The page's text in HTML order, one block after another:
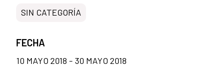
SIN CATEGORÍA
FECHA
10 MAYO 2018 - 30 MAYO 2018